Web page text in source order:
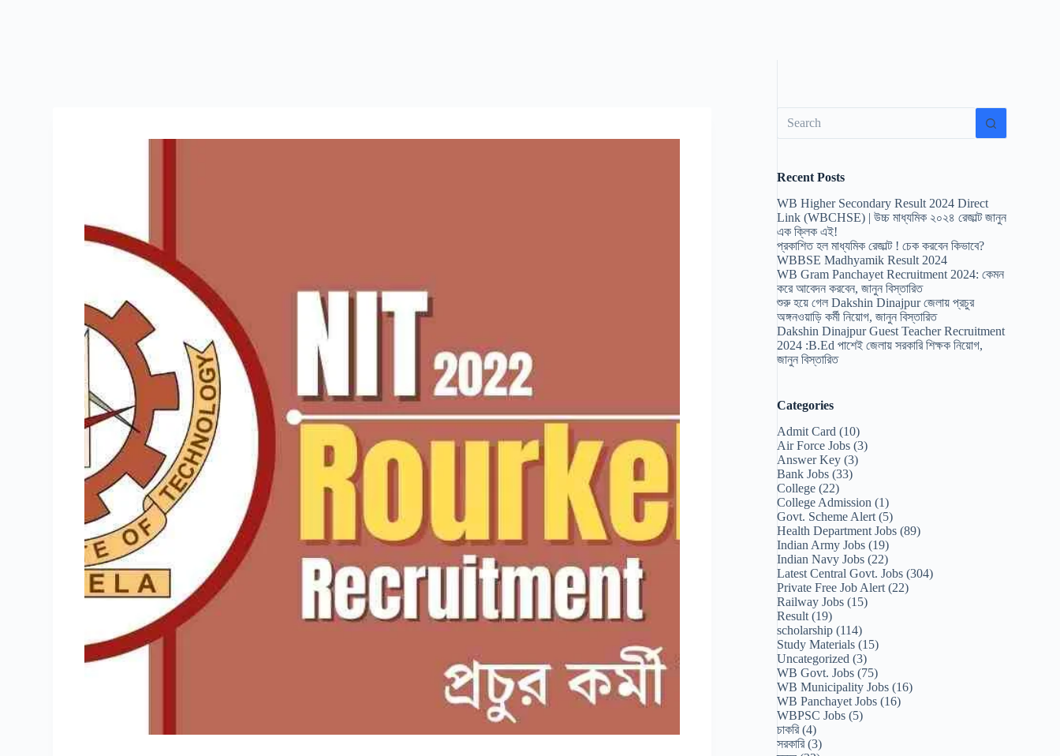
results
Recent Posts
WB Higher Secondary Result 2024 Direct
Link (WBCHSE) | উচ্চ মাধ্যমিক ২০২৪ রেজাল্ট জানুন
এক ক্লিক এই!
প্রকাশিত হল মাধ্যমিক রেজাল্ট ! চেক করবেন কিভাবে?
WBBSE Madhyamik Result 2024
WB Gram Panchayet Recruitment 2024: কেমন
করে আবেদন করবেন, জানুন বিস্তারিত
শুরু হয়ে গেল Dakshin Dinajpur জেলায় প্রচুর
অঙ্গনওয়াড়ি কর্মী নিয়োগ, জানুন বিস্তারিত
Dakshin Dinajpur Guest Teacher Recruitment
2024 :B.Ed পাশেই জেলায় সরকারি শিক্ষক নিয়োগ,
জানুন বিস্তারিত
Categories
Admit Card (10)
Air Force Jobs (3)
Answer Key (3)
Bank Jobs (33)
College (22)
College Admission (1)
Govt. Scheme Alert (5)
Health Department Jobs (89)
Indian Army Jobs (19)
Indian Navy Jobs (22)
Latest Central Govt. Jobs (304)
Private Free Job Alert (22)
Railway Jobs (15)
Result (19)
scholarship (114)
Study Materials (15)
Uncategorized (3)
WB Govt. Jobs (75)
WB Municipality Jobs (16)
WB Panchayet Jobs (16)
WBPSC Jobs (5)
চাকরি(4)
সরকারি(3)